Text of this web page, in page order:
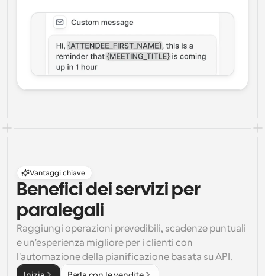
Vantaggi chiave
Benefici dei servizi per
paralegali
Raggiungi operazioni prevedibili, scadenze puntuali
e un'esperienza migliore per i clienti con
l'automazione della pianificazione basata su API.